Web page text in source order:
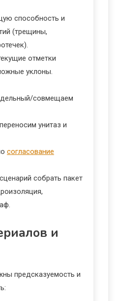
способность и
(трещины,
отметки
уклоны.
совмещаем
унитаз и
согласование
собрать пакет
и
предсказуемость и